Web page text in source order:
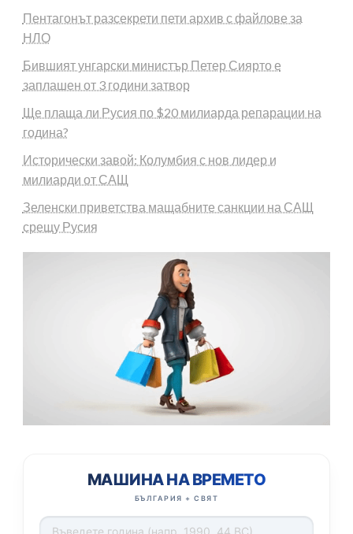
Пентагонът разсекрети пети архив с файлове за
НЛО
Бившият унгарски министър Петер Сиярто е
заплашен от 3 години затвор
Ще плаща ли Русия по $20 милиарда репарации на
година?
Исторически завой: Колумбия с нов лидер и
милиарди от САЩ
Зеленски приветства мащабните санкции на САЩ
срещу Русия
МАШИНА НА ВРЕМЕТО
БЪЛГАРИЯ + СВЯТ